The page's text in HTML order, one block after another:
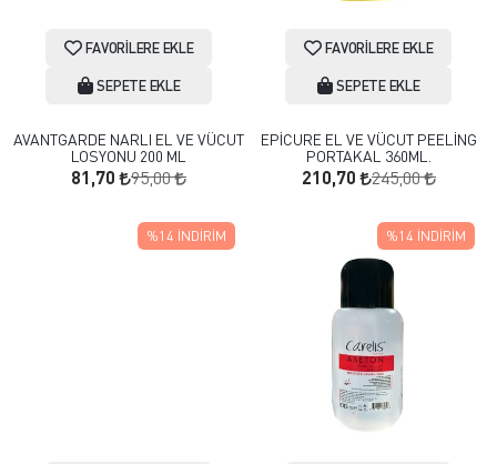
FAVORILERE EKLE
SEPETE EKLE
AVANTGARDE NARLI EL VE VÜCUT
LOSYONU 200 ML
81,70 95,00
FAVORILERE EKLE
SEPETE EKLE
EPİCURE EL VE VÜCUT PEELİNG
PORTAKAL 360ML.
210,70 245,00
%14 İNDIRIM %14 İNDIRIM